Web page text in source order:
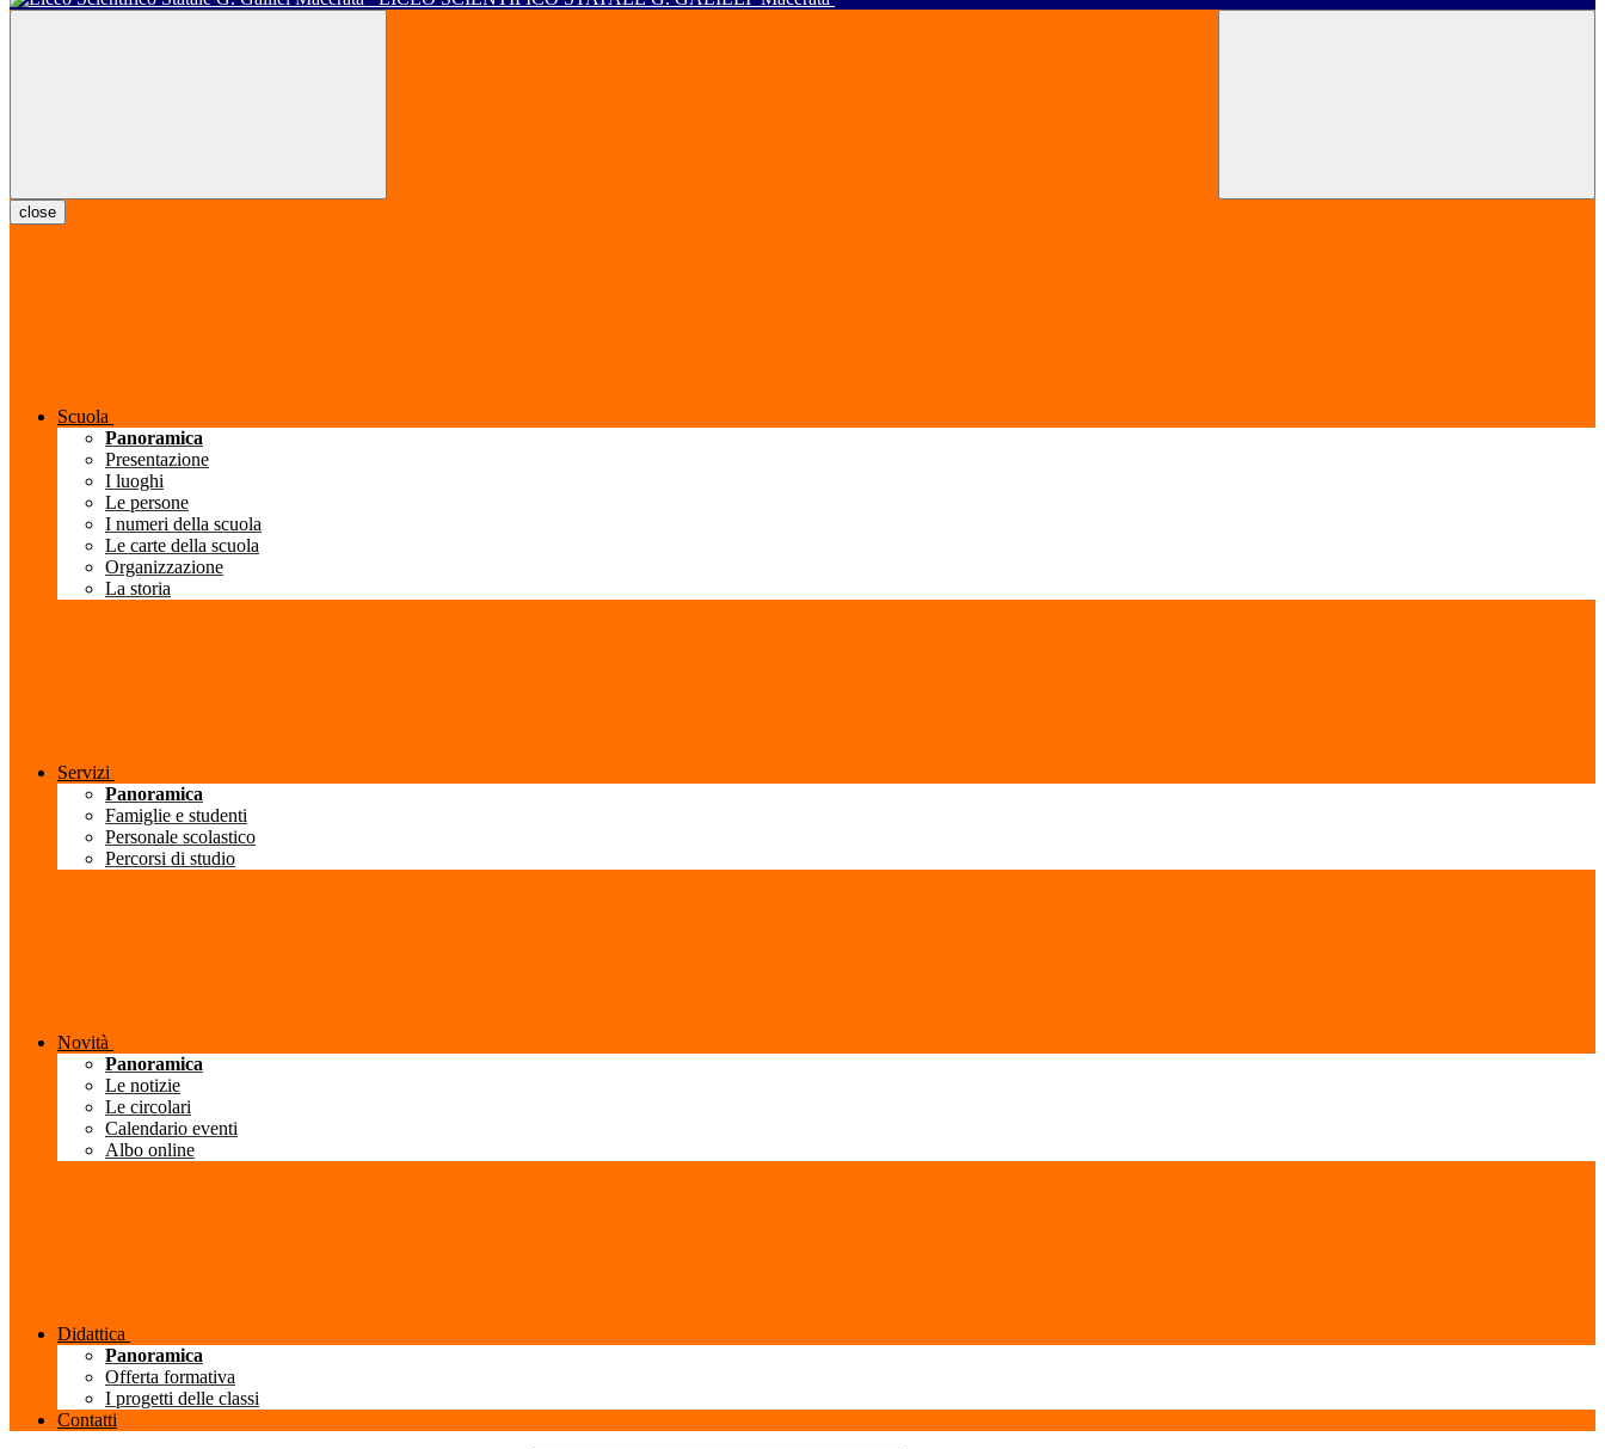
close
Scuola
Panoramica
Presentazione
I luoghi
Le persone
I numeri della scuola
Le carte della scuola
Organizzazione
La storia
Servizi
Panoramica
Famiglie e studenti
Personale scolastico
Percorsi di studio
Novità
Panoramica
Le notizie
Le circolari
Calendario eventi
Albo online
Didattica
Panoramica
Offerta formativa
I progetti delle classi
Contatti